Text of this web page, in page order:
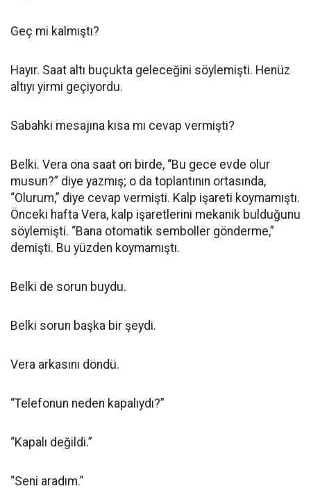
Geç mi kalmıştı?
Hayır. Saat altı buçukta geleceğini söylemişti. Henüz
altıyı yirmi geçiyordu.
Sabahki mesajına kısa mı cevap vermişti?
Belki. Vera ona saat on birde, “Bu gece evde olur
musun?” diye yazmış; o da toplantının ortasında,
“Olurum,” diye cevap vermişti. Kalp işareti koymamıştı.
Önceki hafta Vera, kalp işaretlerini mekanik bulduğunu
söylemişti. “Bana otomatik semboller gönderme,”
demişti. Bu yüzden koymamıştı.
Belki de sorun buydu.
Belki sorun başka bir şeydi.
Vera arkasını döndü.
“Telefonun neden kapalıydı?”
“Kapalı değildi.”
“Seni aradım.”